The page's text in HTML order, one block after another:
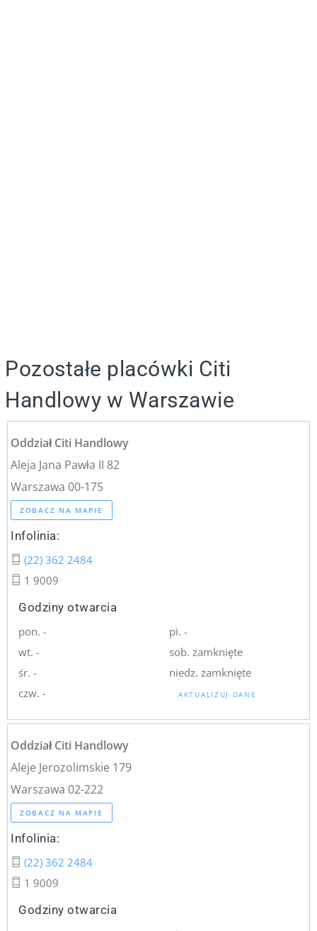
Pozostałe placówki Citi
Handlowy w Warszawie
Oddział Citi Handlowy
Aleja Jana Pawła II 82
Warszawa 00-175
ZOBACZ NA MAPIE
Infolinia:
(22) 362 2484
1 9009
Godziny otwarcia
pon. -
wt. -
śr. -
czw. -
pi. -
sob. zamknięte
niedz. zamknięte
AKTUALIZUJ DANE
Oddział Citi Handlowy
Aleje Jerozolimskie 179
Warszawa 02-222
ZOBACZ NA MAPIE
Infolinia:
(22) 362 2484
1 9009
Godziny otwarcia